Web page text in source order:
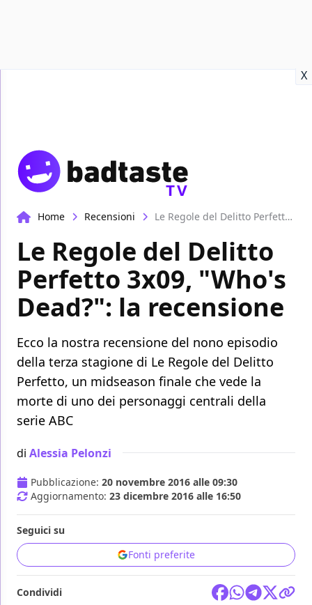
X
TV
Home Recensioni Le Regole del Delitto Perfetto 3x09, "Who's Dead?": la recensione
Le Regole del Delitto
Perfetto 3x09, "Who's
Dead?": la recensione
Ecco la nostra recensione del nono episodio
della terza stagione di Le Regole del Delitto
Perfetto, un midseason finale che vede la
morte di uno dei personaggi centrali della
serie ABC
di Alessia Pelonzi
Pubblicazione: 20 novembre 2016 alle 09:30
Aggiornamento: 23 dicembre 2016 alle 16:50
Seguici su
Fonti preferite
Condividi